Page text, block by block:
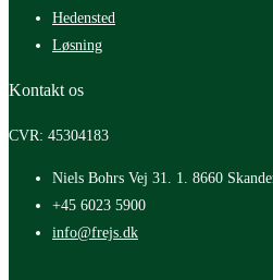
Hedensted
Løsning
Kontakt os
CVR: 45304183
Niels Bohrs Vej 31. 1. 8660
+45 6023 5900
info@frejs.dk